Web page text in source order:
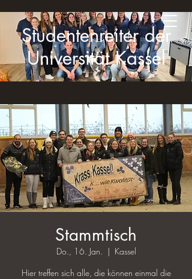
Studentenreiter der
Universität Kassel
Stammtisch
Do., 16. Jan.
  |
Kassel
Hier treffen sich alle, die können einmal die